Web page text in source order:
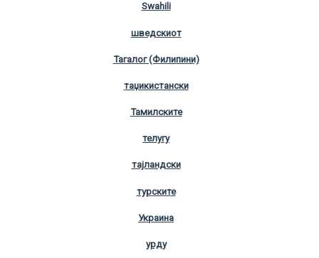
Swahili
шведскиот
Тагалог (Филипини)
таџикистански
Тамилските
телугу
тајландски
турските
Украина
урду